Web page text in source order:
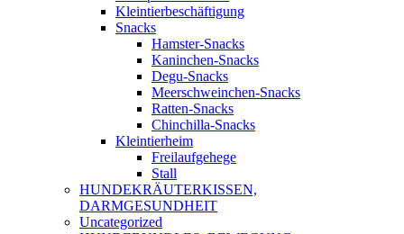
Kleintierbeschäftigung
Snacks
Hamster-Snacks
Kaninchen-Snacks
Degu-Snacks
Meerschweinchen-Snacks
Ratten-Snacks
Chinchilla-Snacks
Kleintierheim
Freilaufgehege
Stall
HUNDEKRÄUTERKISSEN,
DARMGESUNDHEIT
Uncategorized